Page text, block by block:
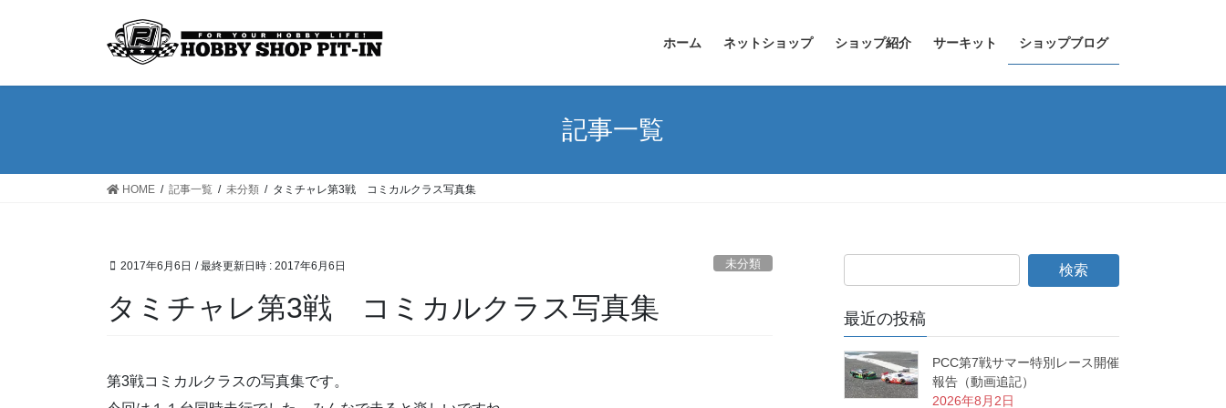
ホーム ネットショップ ショップ紹介 サーキット ショップブログ
記事一覧
HOME 記事一覧 未分類 タミチャレ第3戦 コミカルクラス写真集
2017年6月6日 / 最終更新日時 : 2017年6月6日 未分類
タミチャレ第3戦 コミカルクラス写真集
第3戦コミカルクラスの写真集です。
最近の投稿
PCC第7戦サマー特別レース開催
報告（動画追記）
2026年8月2日